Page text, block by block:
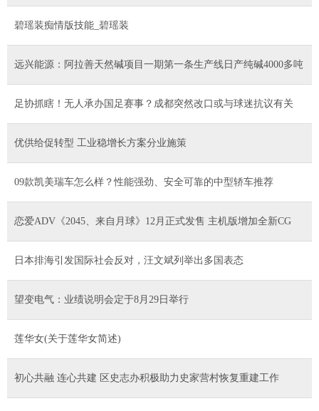
碧瑶装痴情版技能_碧瑶装
远兴能源：阿拉善天然碱项目一期第一条生产线日产纯碱4000多吨
足协抓瞎！无人承办国足赛事？成都突然改口或与球迷抗议有关
优供给促转型 工业稳增长方案分业施策
09款凯美瑞车怎么样？性能强劲、安全可靠的中型轿车推荐
恋爱ADV《2045、来自月球》12月正式发售 主机版增加全新CG
日本排海引发国际社会反对，汪文斌列举出多国表态
望变电气：业绩说明会定于8月29日举行
莲华女(关于莲华女简述)
初心共融 连心共建 区史志办积极助力史家营村恢复重建工作